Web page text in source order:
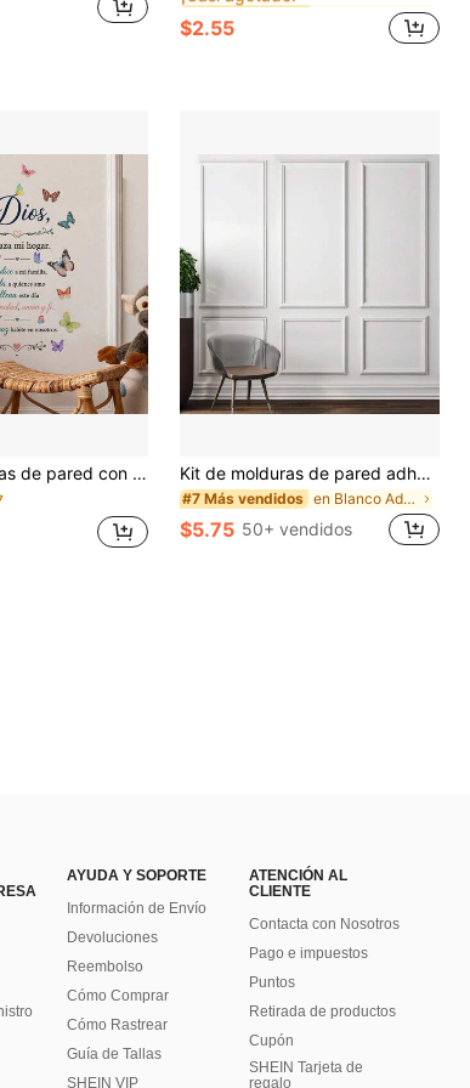
¡Casi agotado!
¡Casi agotado!
#5 Más vendidos en Cámping Adhesivo de pared
$2.55
español, citas religiosas, mariposas, calcomanías de pared para dormitorio y decoración del hogar
Kit de molduras de pared adhesivas, paneles de moldura de acento premoldeados en 3D para decoración de paredes interiores, panel de zócalo de acento listo para ensamblar
#7 Más vendidos en Blanco Adhesivo de pared
$5.75 50+ vendidos
AYUDA Y SOPORTE
Información de Envío
Devoluciones
Reembolso
Cómo Comprar
Cómo Rastrear
Guía de Tallas
SHEIN VIP
ATENCIÓN AL
CLIENTE
Contacta con Nosotros
Pago e impuestos
Puntos
Retirada de productos
Cupón
SHEIN Tarjeta de
regalo